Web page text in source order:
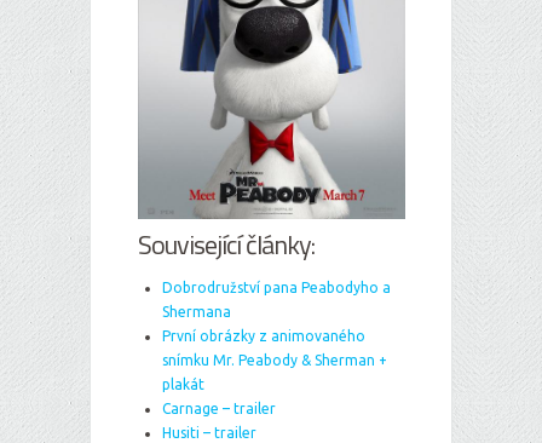
Související články:
Dobrodružství pana Peabodyho a
Shermana
První obrázky z animovaného
snímku Mr. Peabody & Sherman +
plakát
Carnage – trailer
Husiti – trailer